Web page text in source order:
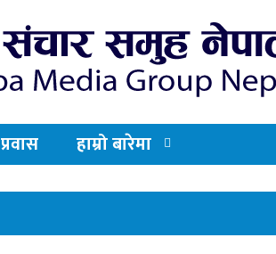
प्रवास हाम्रो बारेमा